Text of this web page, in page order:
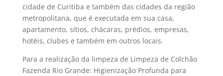
cidade de Curitiba e também das cidades da região
metropolitana, que é executada em sua casa,
apartamento, sítios, chácaras, prédios, empresas,
hotéis, clubes e também em outros locais.
Para a realização da limpeza de Limpeza de Colchão
Fazenda Rio Grande: Higienização Profunda para